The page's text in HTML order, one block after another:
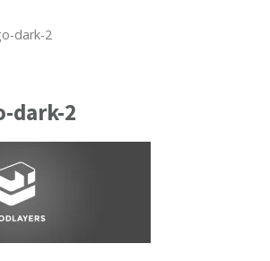
dark-2
dark-2